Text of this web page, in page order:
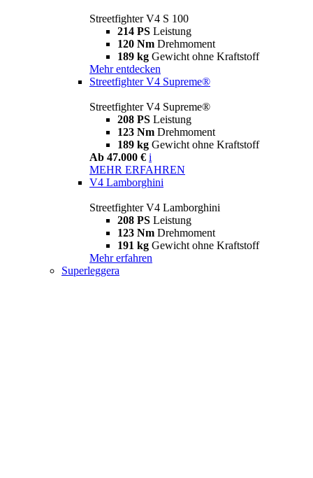
Streetfighter V4 S 100
214 PS Leistung
120 Nm Drehmoment
189 kg Gewicht ohne Kraftstoff
Mehr entdecken
Streetfighter V4 Supreme®
Streetfighter V4 Supreme®
208 PS Leistung
123 Nm Drehmoment
189 kg Gewicht ohne Kraftstoff
Ab 47.000 € i
MEHR ERFAHREN
V4 Lamborghini
Streetfighter V4 Lamborghini
208 PS Leistung
123 Nm Drehmoment
191 kg Gewicht ohne Kraftstoff
Mehr erfahren
Superleggera